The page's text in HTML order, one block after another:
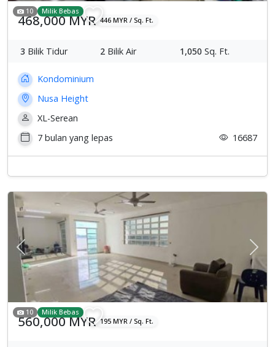
10 Milik Bebas
468,000 MYR 446 MYR / Sq. Ft.
3 Bilik Tidur 2 Bilik Air 1,050 Sq. Ft.
Kondominium
Nusa Height
XL-Serean
7 bulan yang lepas
16687
Previous
10 Milik Bebas
560,000 MYR 195 MYR / Sq. Ft.